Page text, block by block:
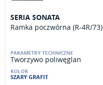
SERIA SONATA
Ramka poczwórna (R-4R/73)
Tworzywo poliwęglan
SZARY GRAFIT